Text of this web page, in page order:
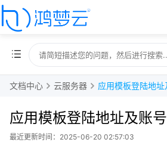
文档中心 云服务器 应用模板登陆地
应用模板登陆地址及账
最近更新时间：2025-06-20 02:57:03